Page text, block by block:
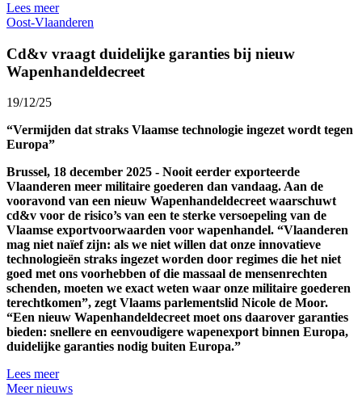
Lees meer
Oost-Vlaanderen
Cd&v vraagt duidelijke garanties bij nieuw
Wapenhandeldecreet
19/12/25
“Vermijden dat straks Vlaamse technologie ingezet wordt tegen
Europa”
Brussel, 18 december 2025 - Nooit eerder exporteerde
Vlaanderen meer militaire goederen dan vandaag. Aan de
vooravond van een nieuw Wapenhandeldecreet waarschuwt
cd&v voor de risico’s van een te sterke versoepeling van de
Vlaamse exportvoorwaarden voor wapenhandel. “Vlaanderen
mag niet naïef zijn: als we niet willen dat onze innovatieve
technologieën straks ingezet worden door regimes die het niet
goed met ons voorhebben of die massaal de mensenrechten
schenden, moeten we exact weten waar onze militaire goederen
terechtkomen”, zegt Vlaams parlementslid Nicole de Moor.
“Een nieuw Wapenhandeldecreet moet ons daarover garanties
bieden: snellere en eenvoudigere wapenexport binnen Europa,
duidelijke garanties nodig buiten Europa.”
Lees meer
Meer nieuws